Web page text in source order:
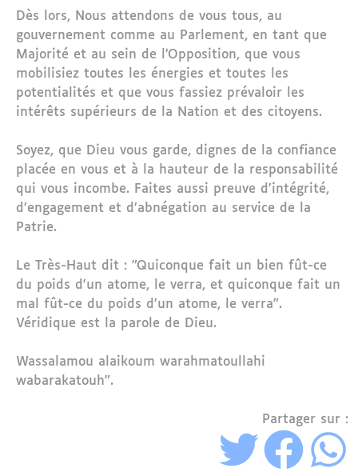
Dès lors, Nous attendons de vous tous, au
gouvernement comme au Parlement, en tant que
Majorité et au sein de l’Opposition, que vous
mobilisiez toutes les énergies et toutes les
potentialités et que vous fassiez prévaloir les
intérêts supérieurs de la Nation et des citoyens.
Soyez, que Dieu vous garde, dignes de la confiance
placée en vous et à la hauteur de la responsabilité
qui vous incombe. Faites aussi preuve d’intégrité,
d’engagement et d’abnégation au service de la
Patrie.
Le Très-Haut dit : "Quiconque fait un bien fût-ce
du poids d'un atome, le verra, et quiconque fait un
mal fût-ce du poids d'un atome, le verra".
Véridique est la parole de Dieu.
Wassalamou alaikoum warahmatoullahi
wabarakatouh".
Partager sur :